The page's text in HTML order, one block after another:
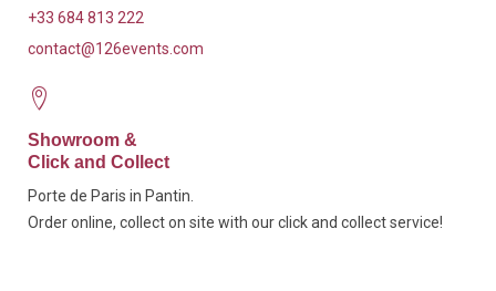
+33 684 813 222
contact@126events.com
Showroom &
Click and Collect
Porte de Paris in Pantin.
Order online, collect on site with our click and collect service!